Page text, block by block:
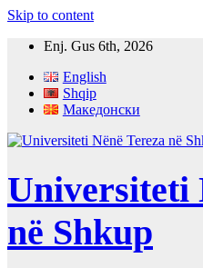
Skip to content
Enj. Gus 6th, 2026
English
Shqip
Македонски
Universiteti
në Shkup